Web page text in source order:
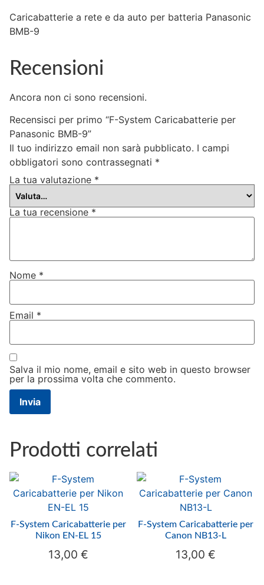
Caricabatterie a rete e da auto per batteria Panasonic
BMB-9
Recensioni
Ancora non ci sono recensioni.
Recensisci per primo “F-System Caricabatterie per
Panasonic BMB-9”
Il tuo indirizzo email non sarà pubblicato. I campi
obbligatori sono contrassegnati *
La tua valutazione *
La tua recensione *
Nome *
Email *
Salva il mio nome, email e sito web in questo browser
per la prossima volta che commento.
Prodotti correlati
F-System Caricabatterie per
Nikon EN-EL 15
13,00 €
F-System Caricabatterie per
Canon NB13-L
13,00€